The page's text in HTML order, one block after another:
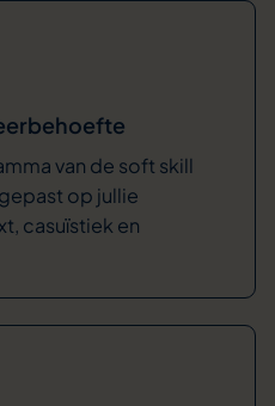
van de soft skill
op jullie
casuïstiek en